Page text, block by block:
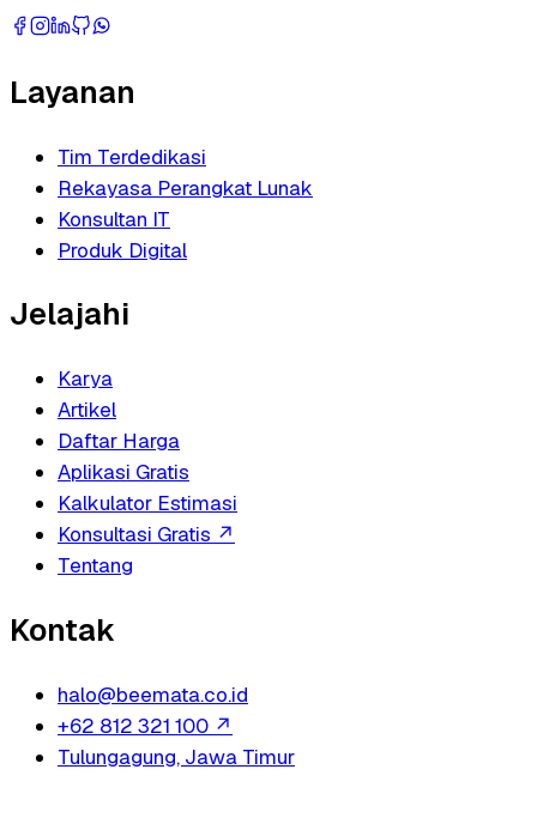
Layanan
Tim Terdedikasi
Rekayasa Perangkat Lunak
Konsultan IT
Produk Digital
Jelajahi
Karya
Artikel
Daftar Harga
Aplikasi Gratis
Kalkulator Estimasi
Konsultasi Gratis ↗
Tentang
Kontak
halo@beemata.co.id
+62 812 321 100 ↗
Tulungagung, Jawa Timur